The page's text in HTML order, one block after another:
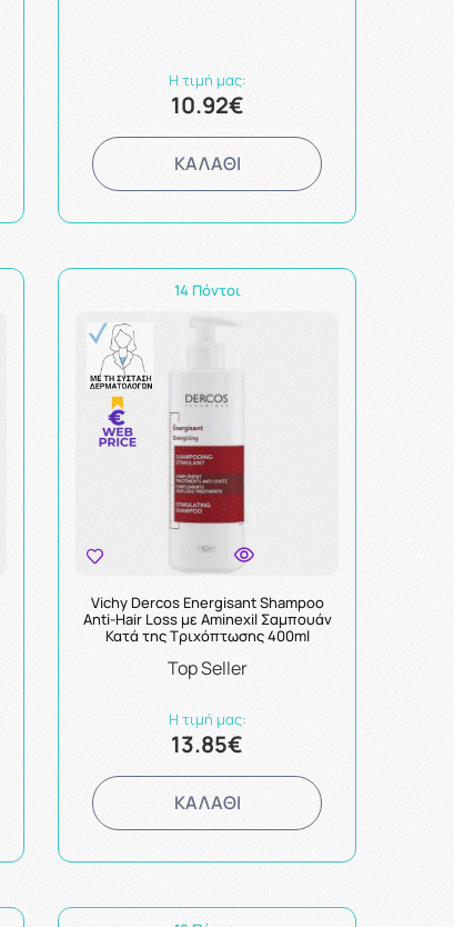
Η τιμή μας:
10.92€
ΚΑΛΑΘΙ
14 Πόντοι
Vichy Dercos Energisant Shampoo
Anti-Ηair Loss με Aminexil Σαμπουάν
Κατά της Τριχόπτωσης 400ml
Top Seller
Η τιμή μας:
13.85€
ΚΑΛΑΘΙ